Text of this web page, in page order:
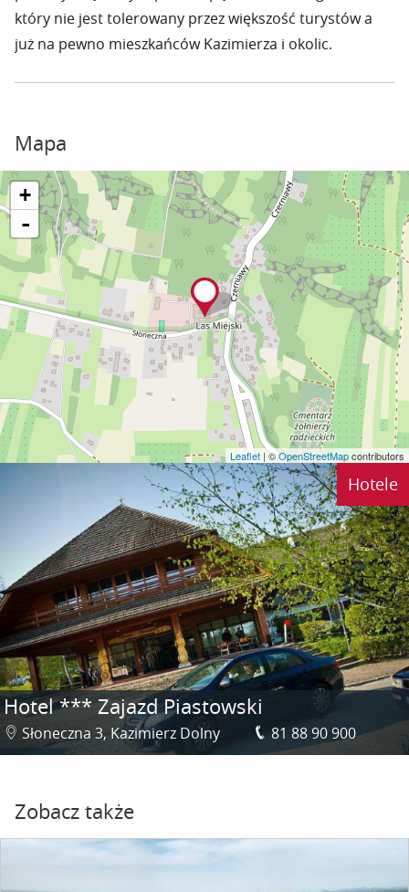
który nie jest tolerowany przez większość turystów a
już na pewno mieszkańców Kazimierza i okolic.
Mapa
+
-
Leaflet | ©OpenStreetMapcontributors
Hotele
Hotel *** Zajazd Piastowski
Słoneczna 3, Kazimierz Dolny 81 88 90 900
Zobacz także